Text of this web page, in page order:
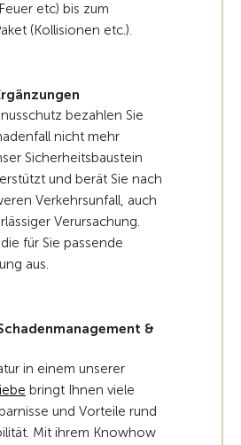
etc) bis zum
(Kollisionen etc.).
bezahlen Sie
nicht mehr
Sicherheitsbaustein
und berät Sie nach
Verkehrsunfall, auch
Verursachung.
für Sie passende
aus.
&
in einem unserer
bringt Ihnen viele
und Vorteile rund
Mit ihrem Knowhow